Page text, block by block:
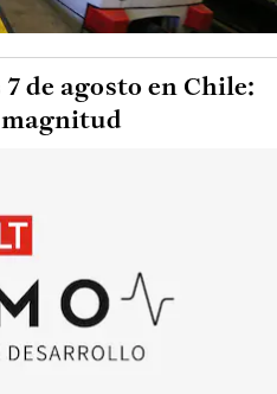
de agosto en Chile: